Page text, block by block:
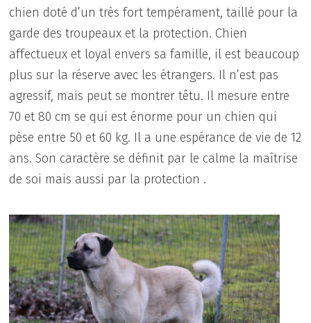
chien doté d’un très fort tempérament, taillé pour la
garde des troupeaux et la protection. Chien
affectueux et loyal envers sa famille, il est beaucoup
plus sur la réserve avec les étrangers. Il n’est pas
agressif, mais peut se montrer têtu. Il mesure entre
70 et 80 cm se qui est énorme pour un chien qui
pèse entre 50 et 60 kg. Il a une espérance de vie de 12
ans. Son caractère se définit par le calme la maîtrise
de soi mais aussi par la protection .